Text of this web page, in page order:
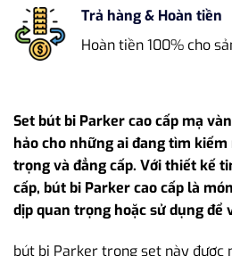
Trả hàng & Hoàn tiền
Hoàn tiền 100% cho
Set bút bi Parker cao cấp mạ
hảo cho những ai đang tìm
trọng và đẳng cấp. Với thiết kế
cấp, bút bi Parker cao cấp là
dịp quan trọng hoặc sử dụng để
bút bi Parker trong set này được